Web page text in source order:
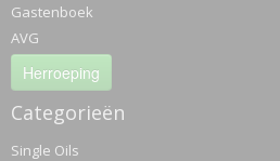
Gastenboek
AVG
Herroeping
Categorieën
Single Oils